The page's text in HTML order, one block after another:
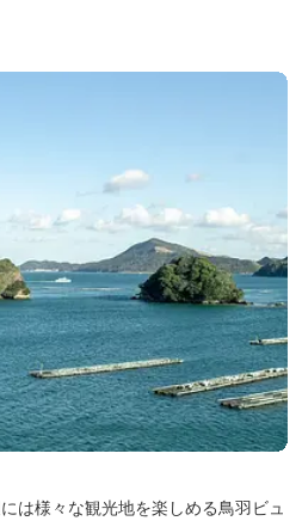
は様々な観光地を楽しめる鳥羽ビュ